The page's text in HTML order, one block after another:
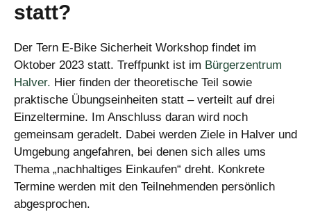
statt?
Der Tern E-Bike Sicherheit Workshop findet im
Oktober 2023 statt. Treffpunkt ist im Bürgerzentrum
Halver. Hier finden der theoretische Teil sowie
praktische Übungseinheiten statt – verteilt auf drei
Einzeltermine. Im Anschluss daran wird noch
gemeinsam geradelt. Dabei werden Ziele in Halver und
Umgebung angefahren, bei denen sich alles ums
Thema „nachhaltiges Einkaufen“ dreht. Konkrete
Termine werden mit den Teilnehmenden persönlich
abgesprochen.